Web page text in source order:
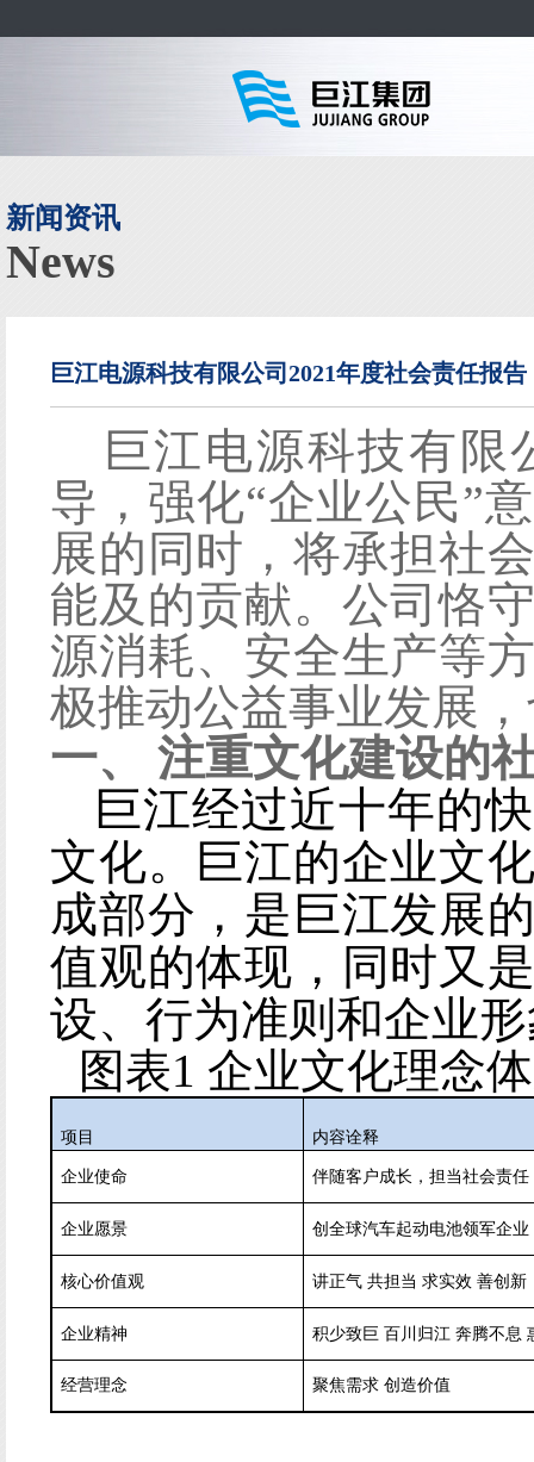
新闻资讯
News
巨江电源科技有限公司2021年度社会责任报告
巨江电源科技有限
导，强化“企业公民”
展的同时，将承担社
能及的贡献。公司恪
源消耗、安全生产等
极推动公益事业发展
一、
注重文化建设的
巨江经过近十年的
文化。巨江的企业文
成部分，是巨江发展
值观的体现，同时又
设、行为准则和企业
图表1 企业文化理念
项目 内容诠释
企业使命 伴随客户成长，担当社会责
企业愿景 创全球汽车起动电池领军企业
核心价值观 讲正气 共担当 求实效 善创新
企业精神 积少致巨 百川归江 奔腾不息
经营理念 聚焦需求 创造价值